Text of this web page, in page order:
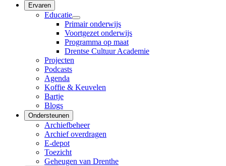
Ervaren
Educatie
Primair onderwijs
Voortgezet onderwijs
Programma op maat
Drentse Cultuur Academie
Projecten
Podcasts
Agenda
Koffie & Keuvelen
Bartje
Blogs
Ondersteunen
Archiefbeheer
Archief overdragen
E-depot
Toezicht
Geheugen van Drenthe